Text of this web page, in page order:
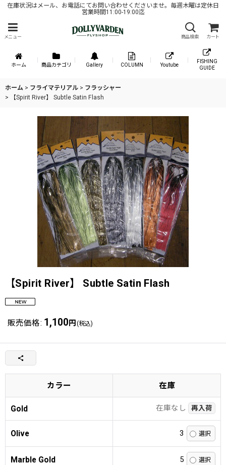
在庫状況はメール、お電話にてお問い合わせくださいませ。毎週木曜は定休日
営業時間11:00-19:00迄
メニュー 商品検索 カート
ホーム 商品カテゴリ Gallery COLUMN Youtube
FISHING
GUIDE
ホーム > フライマテリアル > フラッシャー
>
【Spirit River】 Subtle Satin Flash
【Spirit River】 Subtle Satin Flash
販売価格: 1,100 円 (税込)
カラー 在庫
Gold 在庫なし 再入荷
Olive 3
Marble Gold 5